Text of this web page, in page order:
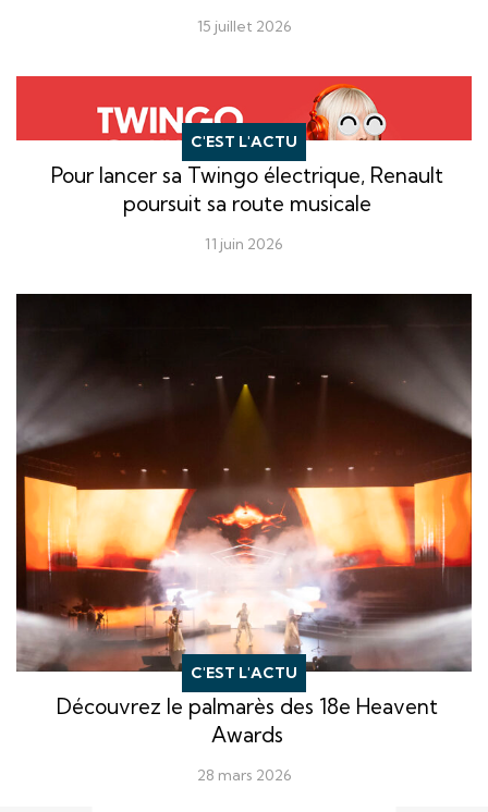
15 juillet 2026
C'EST L'ACTU
Pour lancer sa Twingo électrique, Renault
poursuit sa route musicale
11 juin 2026
C'EST L'ACTU
Découvrez le palmarès des 18e Heavent
Awards
28 mars 2026